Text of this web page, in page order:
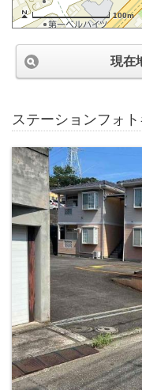
100m
現在
ステーションフォ